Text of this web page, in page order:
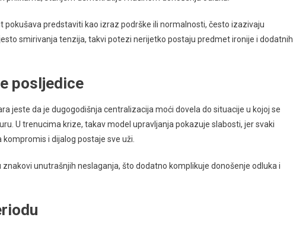
pokušava predstaviti kao izraz podrške ili normalnosti, često izazivaju
smirivanja tenzija, takvi potezi nerijetko postaju predmet ironije i dodatnih
posljedice
jeste da je dugogodišnja centralizacija moći dovela do situacije u kojoj se
U trenucima krize, takav model upravljanja pokazuje slabosti, jer svaki
i dijalog postaje sve uži.
unutrašnjih neslaganja, što dodatno komplikuje donošenje odluka i